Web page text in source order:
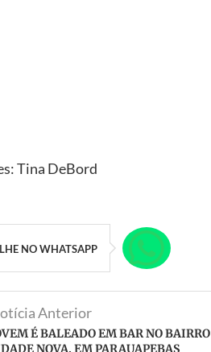
Tina DeBord
NO WHATSAPP
Anterior
É BALEADO EM BAR NO BAIRRO
NOVA, EM PARAUAPEBAS